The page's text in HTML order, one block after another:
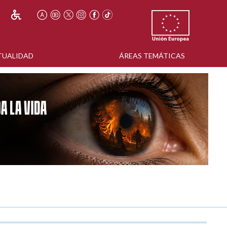
ÁREAS TEMÁTICAS